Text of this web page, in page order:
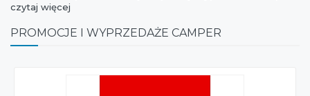
kolekcji wiosna-lato lub jesień-zima? Chcesz mieć wiadomość
dołączyła do akcji Weekend
? Jesteś ciekaw czy w najbliższym czasie będzie
czytaj więcej
PROMOCJE I WYPRZEDAŻE CAMPER